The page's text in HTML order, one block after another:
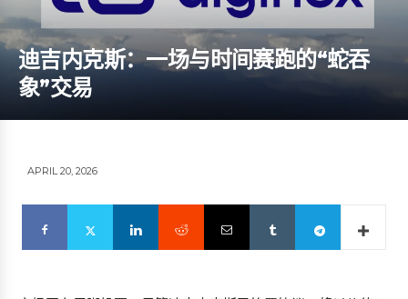
迪吉内克斯：一场与时间赛跑的“蛇吞
象”交易
APRIL 20, 2026